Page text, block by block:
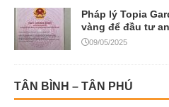
Pháp lý Topia
vàng để đầu tư
09/05/2025
TÂN BÌNH – TÂN PHÚ